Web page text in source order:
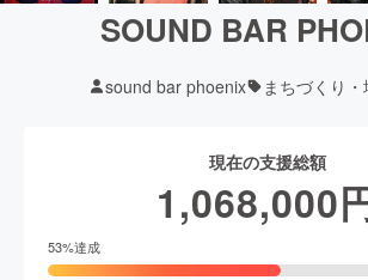
SOUND BAR
sound bar phoenix まちづくり
現在の支援総額
1,068,000
53%達成